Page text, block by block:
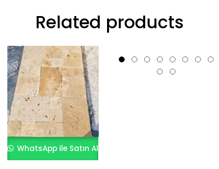
Related products
WhatsApp ile Satın Al